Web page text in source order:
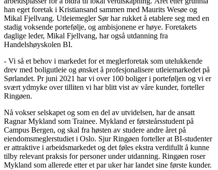
han eget foretak i Kristiansand sammen med Maurits Wesøe og
Mikal Fjellvang. Utleiemegler Sør har rukket å etablere seg med en
stadig voksende portefølje, og ambisjonene er høye. Foretakets
daglige leder, Mikal Fjellvang, har også utdanning fra
Handelshøyskolen BI.
- Vi så et behov i markedet for et meglerforetak som utelukkende
drev med boligutleie og ønsket å profesjonalisere utleiemarkedet på
Sørlandet. Pr juni 2021 har vi over 100 boliger i porteføljen og vi er
svært ydmyke over tilliten vi har blitt vist av våre kunder, forteller
Ringøen.
Nå vokser selskapet og som en del av utvidelsen, har de ansatt
Ragnar Mykland som Trainee. Mykland er førsteårsstudent på
Campus Bergen, og skal fra høsten av studere andre året på
eiendomsmeglerstudiet i Oslo. Sjur Ringøen forteller at BI-studenter
er attraktive i arbeidsmarkedet og det føles ekstra verdifullt å kunne
tilby relevant praksis for personer under utdanning. Ringøen roser
Mykland som allerede etter et par uker har landet sine første kunder.